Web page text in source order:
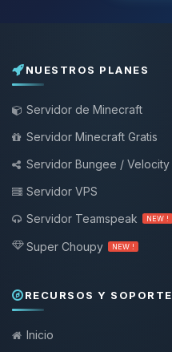
NUESTROS PLANES
Servidor de Minecraft
Servidor Minecraft Gratis
Servidor Bungee / Velocity
Servidor VPS
Servidor Teamspeak
NEW !
Super Choupy NEW !
RECURSOS Y SOPORTE
Inicio